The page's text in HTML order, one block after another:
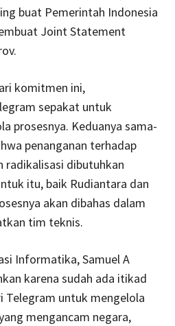
buat Pemerintah Indonesia
Joint Statement
komitmen ini,
sepakat untuk
prosesnya. Keduanya sama-
penanganan terhadap
radikalisasi dibutuhkan
itu, baik Rudiantara dan
akan dibahas dalam
tim teknis.
Informatika, Samuel A
karena sudah ada itikad
Telegram untuk mengelola
mengancam negara,